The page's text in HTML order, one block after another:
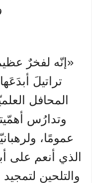
«إنّه لفخرٌ
تراتيلَ
المحافل
وتدارُس
عمومًا،
الذي أنعم على
والتلحين